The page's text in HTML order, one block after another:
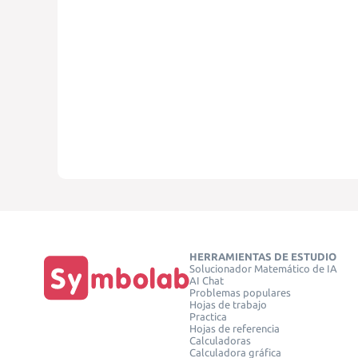
HERRAMIENTAS DE ESTUDIO
Solucionador Matemático de IA
AI Chat
Problemas populares
Hojas de trabajo
Practica
Hojas de referencia
Calculadoras
Calculadora gráfica